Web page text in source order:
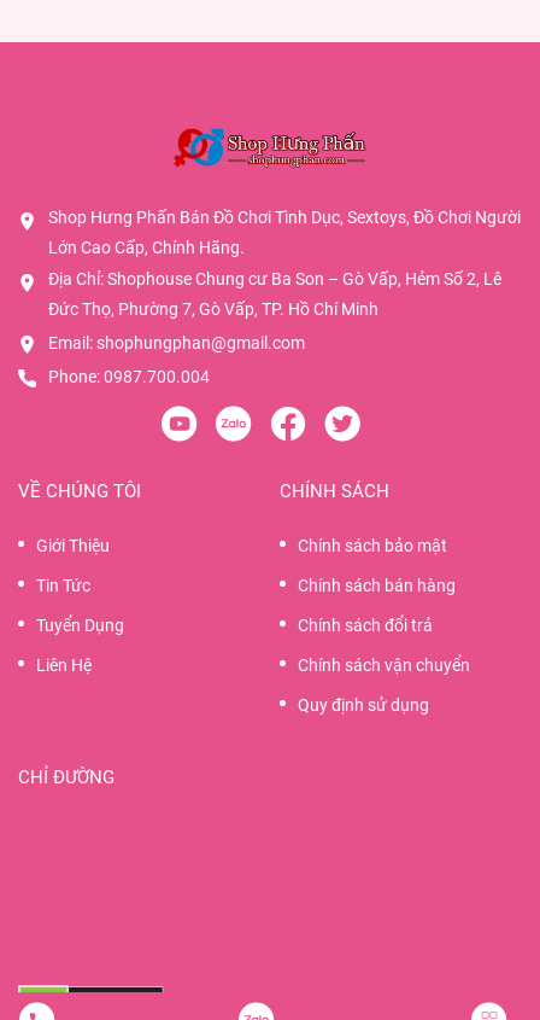
Shop Hưng Phấn Bán Đồ Chơi Tình Dục, Sextoys, Đồ Chơi Người
Lớn Cao Cấp, Chính Hãng.
Địa Chỉ: Shophouse Chung cư Ba Son – Gò Vấp, Hẻm Số 2, Lê
Đức Thọ, Phường 7, Gò Vấp, TP. Hồ Chí Minh
Email: shophungphan@gmail.com
Phone:0987.700.004
VỀ CHÚNG TÔI
Giới Thiệu
Tin Tức
Tuyển Dụng
Liên Hệ
CHÍNH SÁCH
Chính sách bảo mật
Chính sách bán hàng
Chính sách đổi trả
Chính sách vận chuyển
Quy định sử dụng
CHỈ ĐƯỜNG